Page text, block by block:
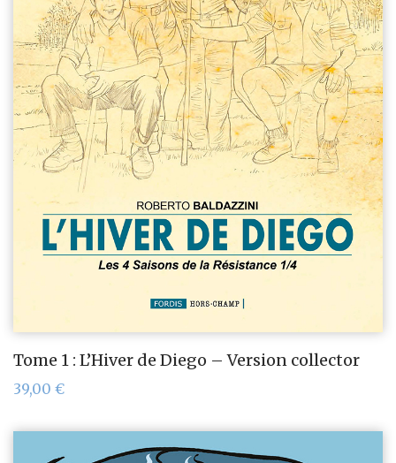
Tome 1 : L’Hiver de Diego – Version collector
39,00 €